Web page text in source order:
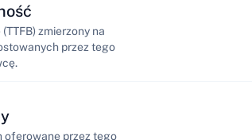
zmierzony na
przez tego
oferowane przez tego